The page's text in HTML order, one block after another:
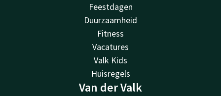
Feestdagen
Duurzaamheid
Fitness
Vacatures
Valk Kids
Huisregels
Van der Valk